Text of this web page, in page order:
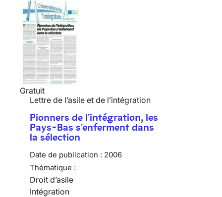
Gratuit
Lettre de l’asile et de l’intégration
Pionners de l'intégration, les
Pays-Bas s'enferment dans
la sélection
Date de publication : 2006
Thématique :
Droit d’asile
Intégration